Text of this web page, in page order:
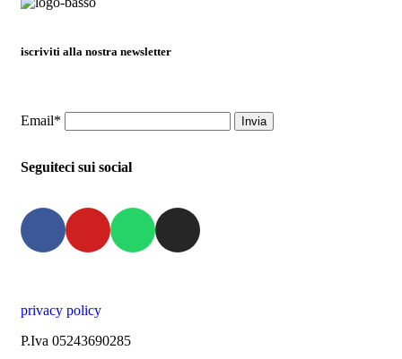
iscriviti alla nostra newsletter
Email*
Seguiteci sui social
privacy policy
P.Iva 05243690285